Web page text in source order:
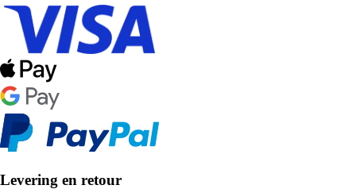
Levering en retour